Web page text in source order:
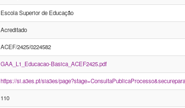
Escola Superior de Educação
Acreditado
ACEF/2425/0224582
GAA_L1_Educacao-Basica_ACEF2425.pdf
https://si.a3es.pt/sia3es/
110